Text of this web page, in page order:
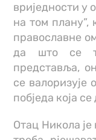
вриједности у
на том плану”,
православне
да што се
представља,
се валоризује
побједа која
Отац Никола је